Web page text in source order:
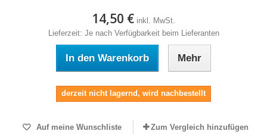
14,50 € inkl. MwSt.
Lieferzeit: Je nach Verfügbarkeit beim Lieferanten
In den Warenkorb Mehr
derzeit nicht lagernd, wird nachbestellt
Auf meine Wunschliste Zum Vergleich hinzufügen